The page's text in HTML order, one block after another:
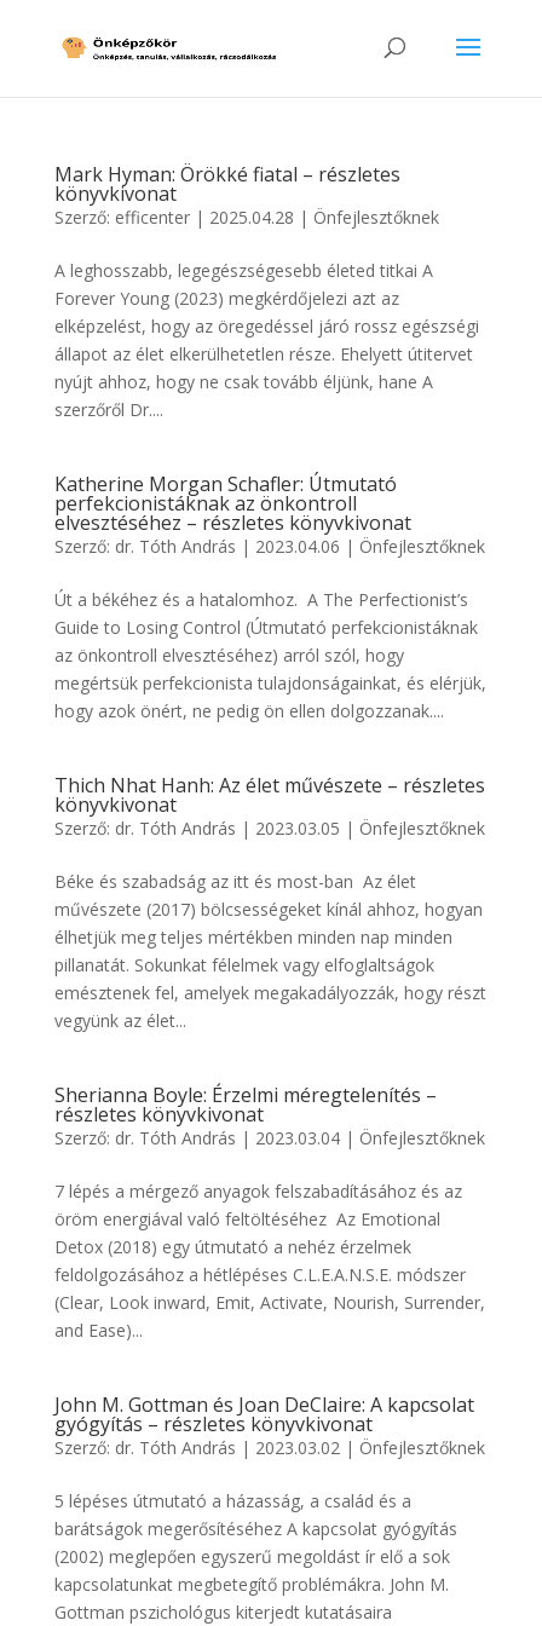
Mark Hyman: Örökké fiatal – részletes
könyvkivonat
Szerző: efficenter| 2025.04.28 | Önfejlesztőknek
A leghosszabb, legegészségesebb életed titkai A
Forever Young (2023) megkérdőjelezi azt az
elképzelést, hogy az öregedéssel járó rossz egészségi
állapot az élet elkerülhetetlen része. Ehelyett útitervet
nyújt ahhoz, hogy ne csak tovább éljünk, hane A
szerzőről Dr....
Katherine Morgan Schafler: Útmutató
perfekcionistáknak az önkontroll
elvesztéséhez – részletes könyvkivonat
Szerző: dr. Tóth András | 2023.04.06 | Önfejlesztőknek
Út a békéhez és a hatalomhoz. A The Perfectionist’s
Guide to Losing Control (Útmutató perfekcionistáknak
az önkontroll elvesztéséhez) arról szól, hogy
megértsük perfekcionista tulajdonságainkat, és elérjük,
hogy azok önért, ne pedig ön ellen dolgozzanak....
Thich Nhat Hanh: Az élet művészete – részletes
könyvkivonat
Szerző: dr. Tóth András | 2023.03.05 | Önfejlesztőknek
Béke és szabadság az itt és most-ban Az élet
művészete (2017) bölcsességeket kínál ahhoz, hogyan
élhetjük meg teljes mértékben minden nap minden
pillanatát. Sokunkat félelmek vagy elfoglaltságok
emésztenek fel, amelyek megakadályozzák, hogy részt
vegyünk az élet...
Sherianna Boyle: Érzelmi méregtelenítés –
részletes könyvkivonat
Szerző: dr. Tóth András | 2023.03.04 | Önfejlesztőknek
7 lépés a mérgező anyagok felszabadításához és az
öröm energiával való feltöltéséhez Az Emotional
Detox (2018) egy útmutató a nehéz érzelmek
feldolgozásához a hétlépéses C.L.E.A.N.S.E. módszer
(Clear, Look inward, Emit, Activate, Nourish, Surrender,
and Ease)...
John M. Gottman és Joan DeClaire: A kapcsolat
gyógyítás – részletes könyvkivonat
Szerző: dr. Tóth András | 2023.03.02 | Önfejlesztőknek
5 lépéses útmutató a házasság, a család és a
barátságok megerősítéséhez A kapcsolat gyógyítás
(2002) meglepően egyszerű megoldást ír elő a sok
kapcsolatunkat megbetegítő problémákra. John M.
Gottman pszichológus kiterjedt kutatásaira